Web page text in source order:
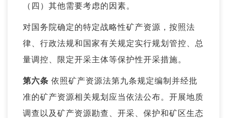
（四）其他需要考虑的因素。
对国务院确定的特定战略性矿产资源，按照法
律、行政法规和国家有关规定实行规划管控、总
量调控、限定开采主体等保护性开采措施。
第六条 依照矿产资源法第九条规定编制并经批
准的矿产资源相关规划应当依法公布。开展地质
调查以及矿产资源勘查、开采、保护和矿区生态